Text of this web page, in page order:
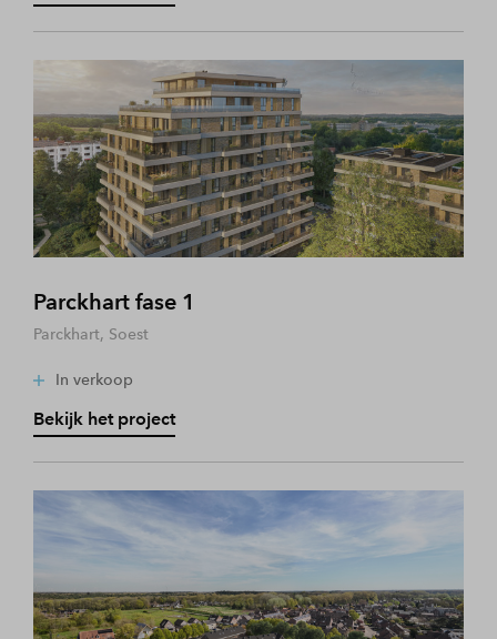
Parckhart fase 1
Parckhart, Soest
In verkoop
Bekijk het project